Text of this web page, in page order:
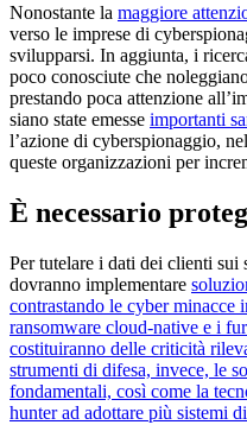
Nonostante la maggiore
verso le imprese di
svilupparsi. In aggiunta, i
poco conosciute che
prestando poca attenzione
siano state emesse importanti
l’azione di cyberspionaggio,
queste organizzazioni per
È necessario
Per tutelare i dati dei clienti sui
dovranno implementare
contrastando le cyber minacce
ransomware cloud-native e i
costituiranno delle criticità
strumenti di difesa, invece, le
fondamentali, così come la
hunter ad adottare più sistemi